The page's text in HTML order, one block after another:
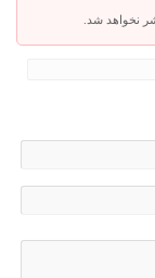
نخواهد شد.